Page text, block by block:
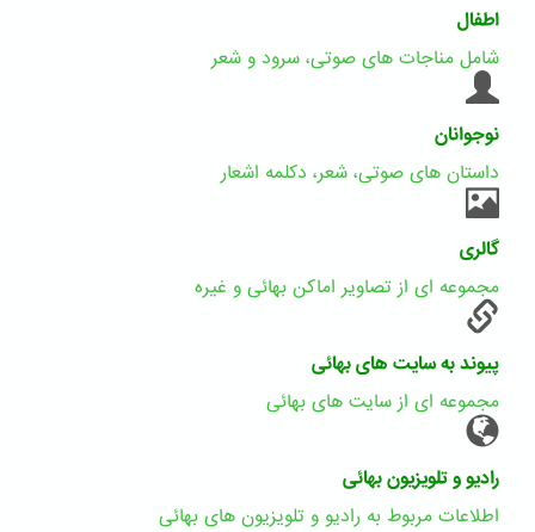
اطفال
شامل مناجات های صوتی، سرود و شعر
نوجوانان
داستان های صوتی، شعر، دکلمه اشعار
گالری
مجموعه ای از تصاویر اماکن بهائی و غیره
پیوند به سایت های بهائی
مجموعه ای از سایت های بهائی
رادیو و تلویزیون بهائی
اطلاعات مربوط به رادیو و تلویزیون های بهائی